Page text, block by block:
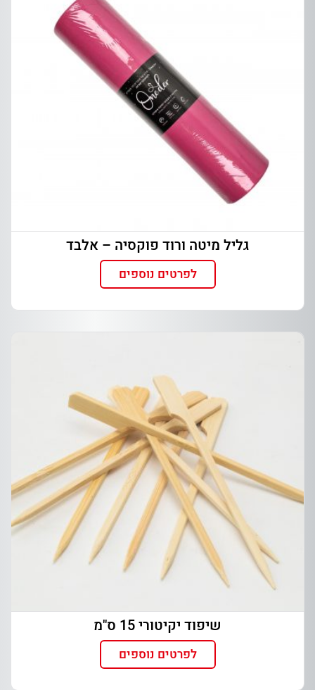
גליל מיטה ורוד פוקסיה – אלבד
לפרטים נוספים
שיפוד יקיטורי 15 ס"מ
לפרטים נוספים